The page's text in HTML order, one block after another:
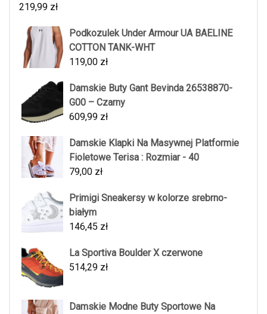
219,99 zł
Podkozulek Under Armour UA BAELINE
COTTON TANK-WHT
119,00 zł
Damskie Buty Gant Bevinda 26538870-
G00 – Czarny
609,99 zł
Damskie Klapki Na Masywnej Platformie
Fioletowe Terisa : Rozmiar - 40
79,00 zł
Primigi Sneakersy w kolorze srebrno-
białym
146,45 zł
La Sportiva Boulder X czerwone
514,29 zł
Damskie Modne Buty Sportowe Na